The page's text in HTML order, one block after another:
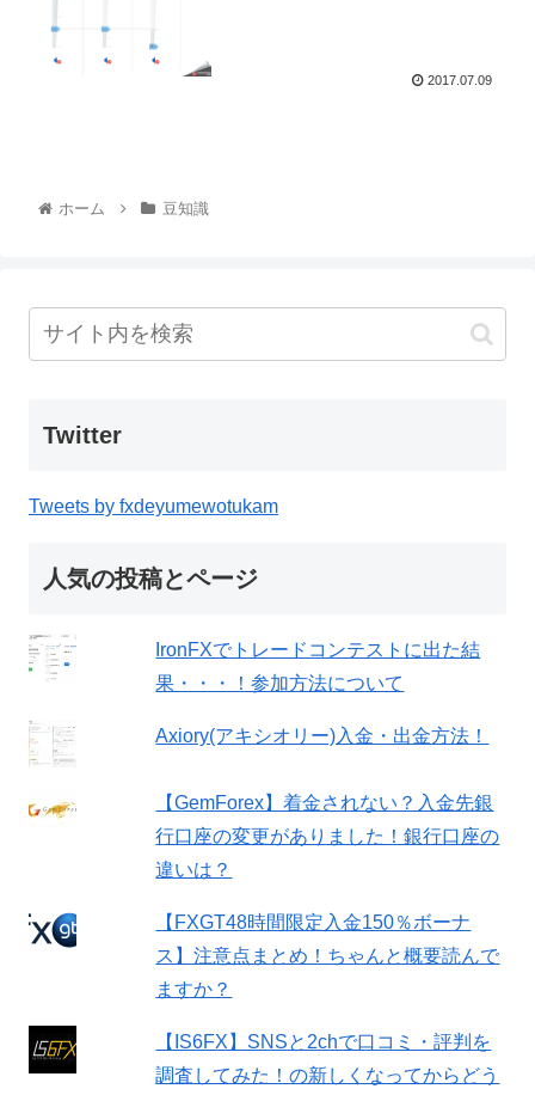
2017.07.09
ホーム 豆知識
Twitter
Tweets by fxdeyumewotukam
人気の投稿とページ
IronFXでトレードコンテストに出た結
果・・・！参加方法について
Axiory(アキシオリー)入金・出金方法！
【GemForex】着金されない？入金先銀
行口座の変更がありました！銀行口座の
違いは？
【FXGT48時間限定入金150％ボーナ
ス】注意点まとめ！ちゃんと概要読んで
ますか？
【IS6FX】SNSと2chで口コミ・評判を
調査してみた！の新しくなってからどう